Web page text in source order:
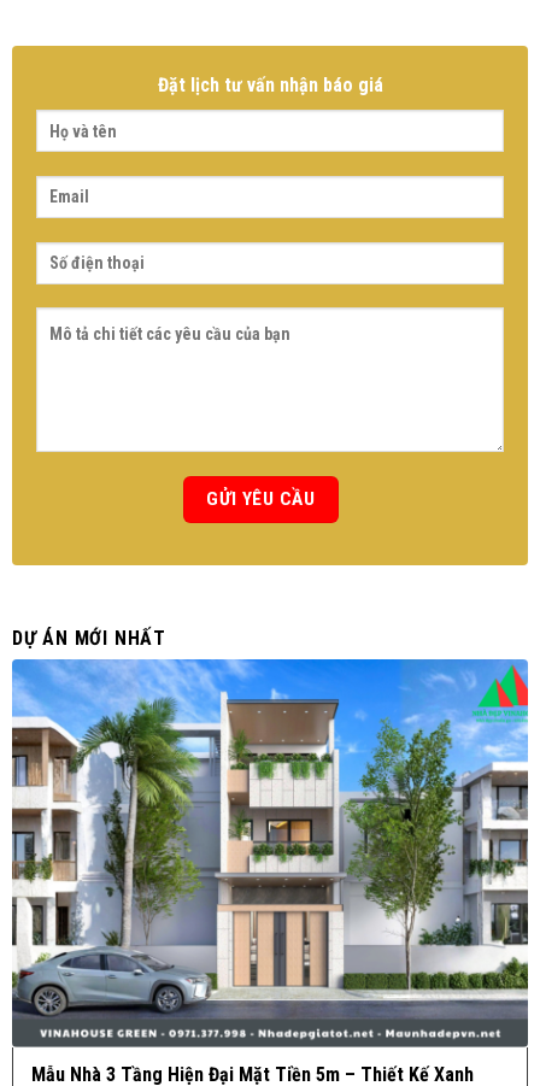
Đặt lịch tư vấn nhận báo giá
DỰ ÁN MỚI NHẤT
Mẫu Nhà 3 Tầng Hiện Đại Mặt Tiền 5m – Thiết Kế Xanh